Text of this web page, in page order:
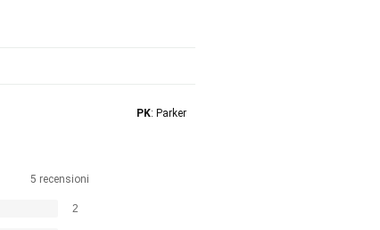
PK: Parker
5 recensioni
2